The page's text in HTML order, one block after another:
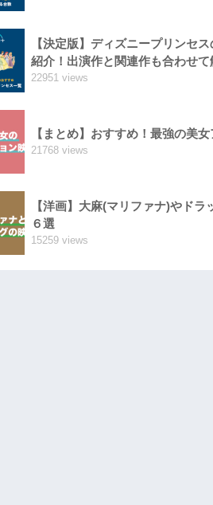
【決定版】ディズニープリンセ
紹介！出演作と関連作も合わせて
22951 views
【まとめ】おすすめ！最強の美
21768 views
【洋画】大麻(マリファナ)やド
６選
15259 views